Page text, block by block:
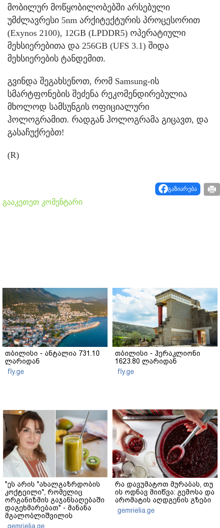
მობილურ მოწყობილობებში არსებული
უმძლავრესი 5nm არქიტექტურის პროცესორით
(Exynos 2100), 12GB (LPDDR5) ოპერატიული
მეხსიერებითა და 256GB (UFS 3.1) შიდა
მეხსიერების ტანდემით.
გვინდა შეგახსენოთ, რომ Samsung-ის
სმარტფონების შეძენა რეკომენდირებულია
მხოლოდ სამსუნგის ოფიციალური
ჰოლოგრამით. რადგან ჰოლოგრამა გიცავთ, და
გასაჩუქრებთ!
(R)
გაზიარება
გააკეთეთ კომენტარი
თბილისი - ანტალია 731.10
ლარიდან
fly.ge
თბილისი - ჰერაკლიონი
1623.80 ლარიდან
fly.ge
"ეს არის "ახალგაზრდობის
კოქტეილი", რომელიც
ორგანიზმის გაჯანსაღებაში
დაგეხმარებათ" - მანანა
მგალობლიშვილის
რეცეპტი
gemrielia.ge
რა დავუმატოთ მურაბას, თუ
ის ოდნავ მიიწვა: გემოსა და
არომატის აღდგენის გზები
gemrielia.ge